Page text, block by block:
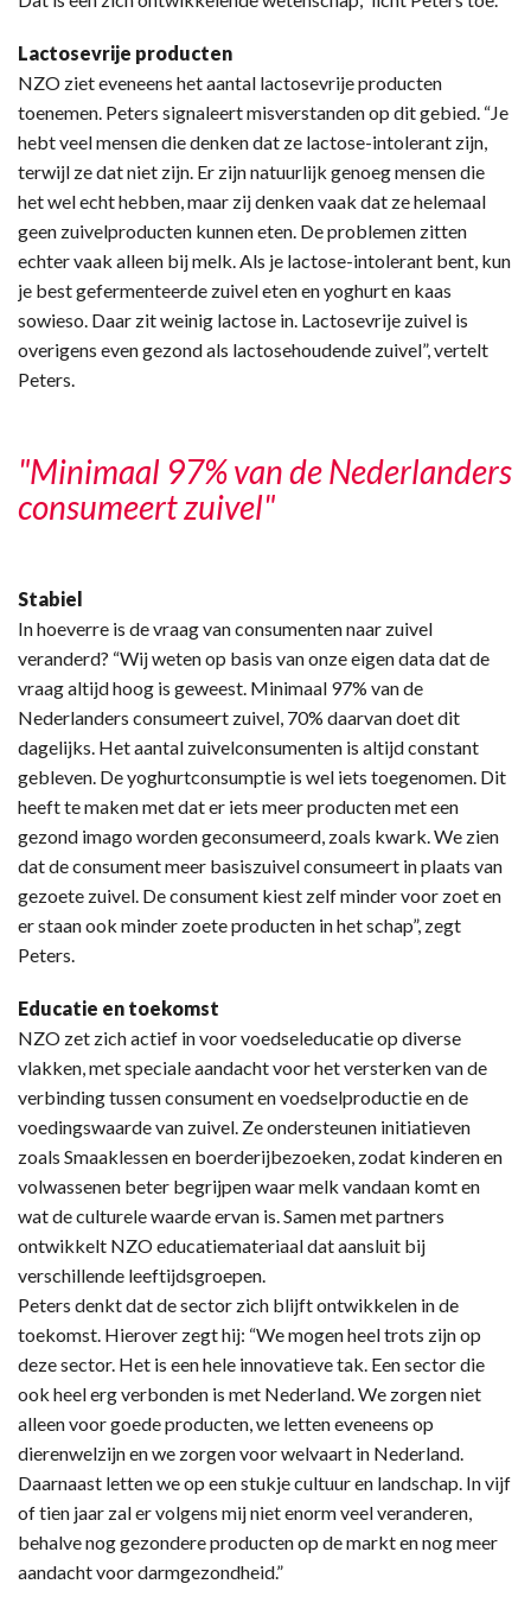
Lactosevrije producten
NZO ziet eveneens het aantal lactosevrije producten
toenemen. Peters signaleert misverstanden op dit gebied. “Je
hebt veel mensen die denken dat ze lactose-intolerant zijn,
terwijl ze dat niet zijn. Er zijn natuurlijk genoeg mensen die
het wel echt hebben, maar zij denken vaak dat ze helemaal
geen zuivelproducten kunnen eten. De problemen zitten
echter vaak alleen bij melk. Als je lactose-intolerant bent, kun
je best gefermenteerde zuivel eten en yoghurt en kaas
sowieso. Daar zit weinig lactose in. Lactosevrije zuivel is
overigens even gezond als lactosehoudende zuivel”, vertelt
Peters.
"Minimaal 97% van de Nederlanders
consumeert zuivel"
Stabiel
In hoeverre is de vraag van consumenten naar zuivel
veranderd? “Wij weten op basis van onze eigen data dat de
vraag altijd hoog is geweest. Minimaal 97% van de
Nederlanders consumeert zuivel, 70% daarvan doet dit
dagelijks. Het aantal zuivelconsumenten is altijd constant
gebleven. De yoghurtconsumptie is wel iets toegenomen. Dit
heeft te maken met dat er iets meer producten met een
gezond imago worden geconsumeerd, zoals kwark. We zien
dat de consument meer basiszuivel consumeert in plaats van
gezoete zuivel. De consument kiest zelf minder voor zoet en
er staan ook minder zoete producten in het schap”, zegt
Peters.
Educatie en toekomst
NZO zet zich actief in voor voedseleducatie op diverse
vlakken, met speciale aandacht voor het versterken van de
verbinding tussen consument en voedselproductie en de
voedingswaarde van zuivel. Ze ondersteunen initiatieven
zoals Smaaklessen en boerderijbezoeken, zodat kinderen en
volwassenen beter begrijpen waar melk vandaan komt en
wat de culturele waarde ervan is. Samen met partners
ontwikkelt NZO educatiemateriaal dat aansluit bij
verschillende leeftijdsgroepen.
Peters denkt dat de sector zich blijft ontwikkelen in de
toekomst. Hierover zegt hij: “We mogen heel trots zijn op
deze sector. Het is een hele innovatieve tak. Een sector die
ook heel erg verbonden is met Nederland. We zorgen niet
alleen voor goede producten, we letten eveneens op
dierenwelzijn en we zorgen voor welvaart in Nederland.
Daarnaast letten we op een stukje cultuur en landschap. In vijf
of tien jaar zal er volgens mij niet enorm veel veranderen,
behalve nog gezondere producten op de markt en nog meer
aandacht voor darmgezondheid.”